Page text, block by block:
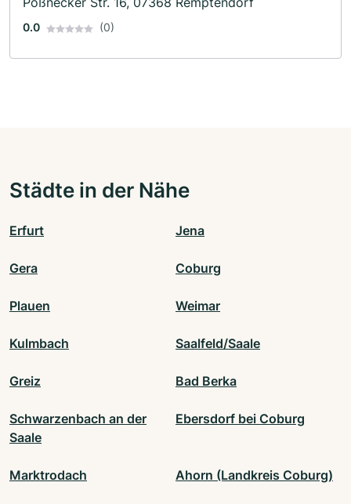
0.0 (0)
Städte in der Nähe
Erfurt Jena
Gera Coburg
Plauen Weimar
Kulmbach Saalfeld/Saale
Greiz Bad Berka
Schwarzenbach an der
Saale
Ebersdorf bei Coburg
Marktrodach Ahorn (Landkreis Coburg)